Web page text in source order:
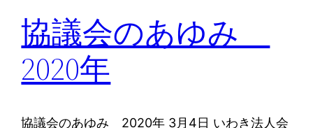
協議会のあゆみ
2020年
協議会のあゆみ 2020年 3月4日 いわき法人会